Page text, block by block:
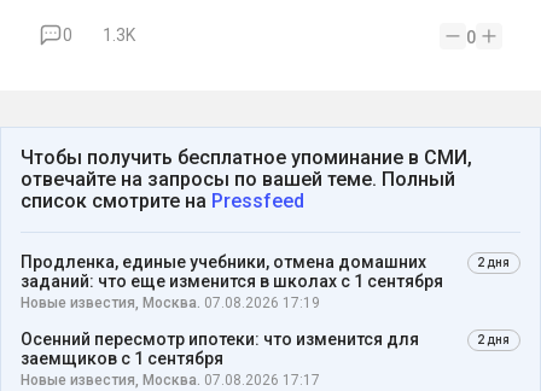
0 1.3K 0
Чтобы получить бесплатное упоминание в СМИ,
отвечайте на запросы по вашей теме. Полный
список смотрите на Pressfeed
Продленка, единые учебники, отмена домашних
заданий: что еще изменится в школах с 1 сентября
2 дня
Новые известия, Москва. 07.08.2026 17:19
Осенний пересмотр ипотеки: что изменится для
заемщиков с 1 сентября
2 дня
Новые известия, Москва. 07.08.2026 17:17